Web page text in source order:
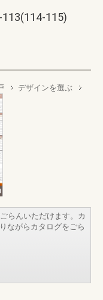
115)
デザインを選ぶ
らんいただけます。カ
ながらカタログをごら